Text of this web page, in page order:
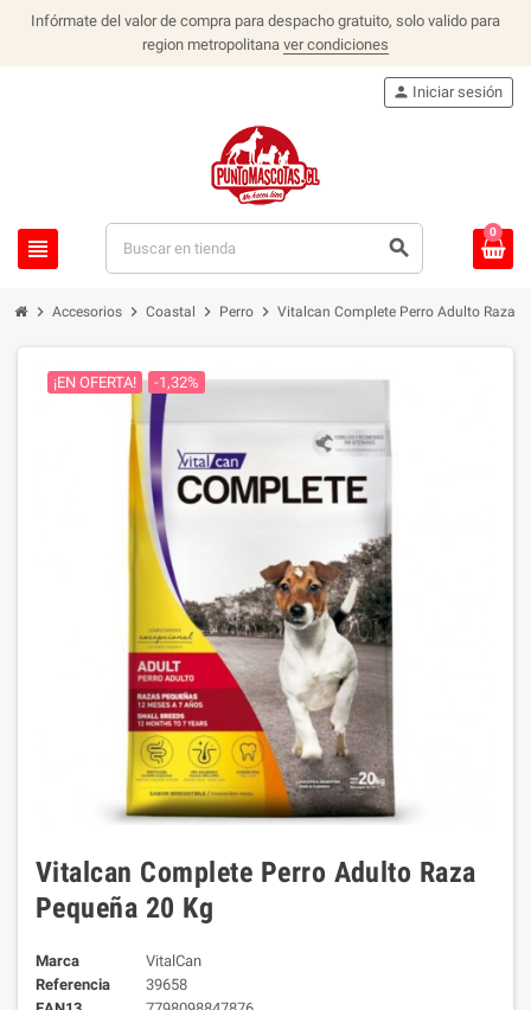
Infórmate del valor de compra para despacho gratuito, solo valido para
region metropolitana ver condiciones
view_headline search
person Iniciar sesión
0
chevron_right Accesorios chevron_right Coastal chevron_right Perro chevron_right Vitalcan Complete Perro Adulto Raza
¡EN OFERTA! -1,32%
Vitalcan Complete Perro Adulto Raza
Pequeña 20 Kg
Marca
VitalCan
Referencia
39658